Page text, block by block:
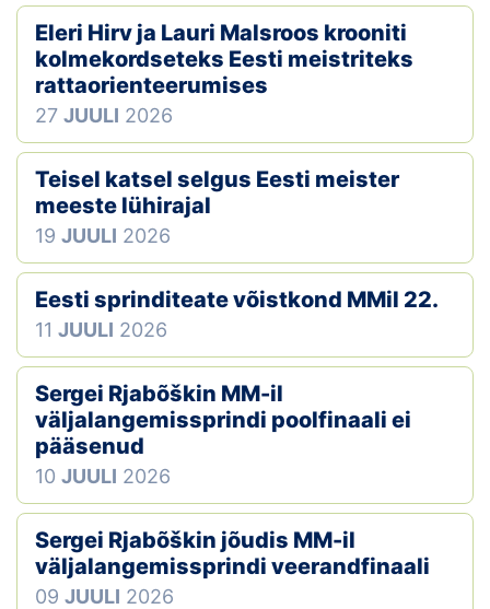
Eleri Hirv ja Lauri Malsroos krooniti
kolmekordseteks Eesti meistriteks
rattaorienteerumises
27 JUULI 2026
Teisel katsel selgus Eesti meister
meeste lühirajal
19 JUULI 2026
Eesti sprinditeate võistkond MMil 22.
11 JUULI 2026
Sergei Rjabõškin MM-il
väljalangemissprindi poolfinaali ei
pääsenud
10 JUULI 2026
Sergei Rjabõškin jõudis MM-il
väljalangemissprindi veerandfinaali
09 JUULI 2026